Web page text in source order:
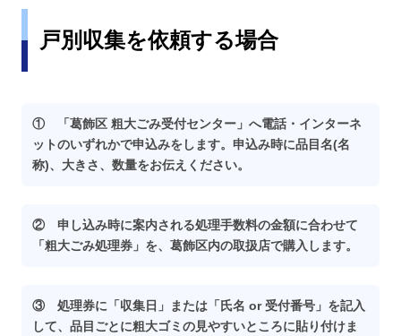
戸別収集を依頼する場合
① 「葛飾区 粗大ごみ受付センター」へ電話・インターネ
ットのいずれかで申込みをします。申込み時に品目名(名
称)、大きさ、数量をお伝えください。
② 申し込み時に案内される処理手数料の金額に合わせて
「粗大ごみ処理券」を、葛飾区内の取扱店で購入します。
③ 処理券に「収集日」または「氏名 or 受付番号」を記入
して、品目ごとに粗大ゴミの見やすいところに貼り付けま